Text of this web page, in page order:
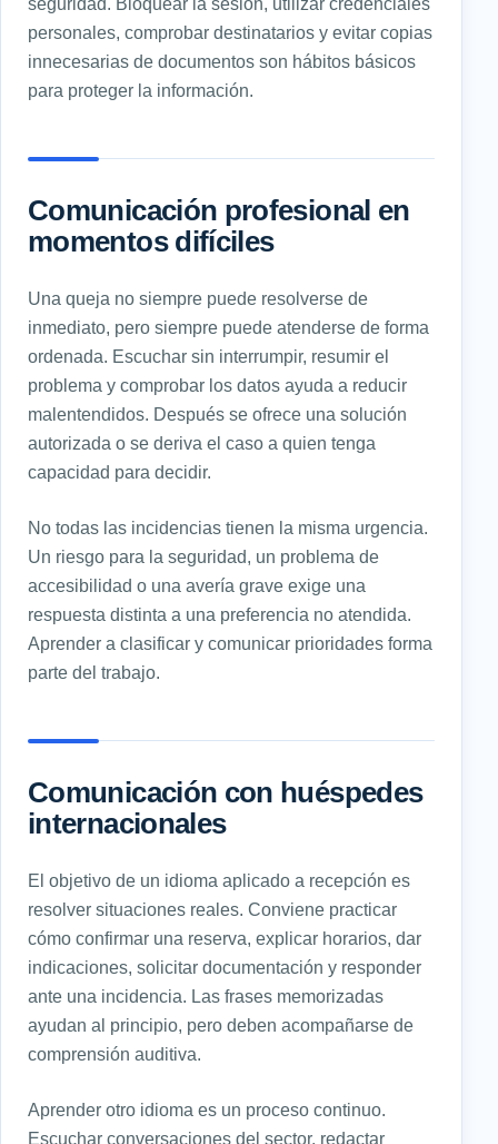
personales, comprobar destinatarios y evitar copias
innecesarias de documentos son hábitos básicos
para proteger la información.
Comunicación profesional en
momentos difíciles
Una queja no siempre puede resolverse de
inmediato, pero siempre puede atenderse de forma
ordenada. Escuchar sin interrumpir, resumir el
problema y comprobar los datos ayuda a reducir
malentendidos. Después se ofrece una solución
autorizada o se deriva el caso a quien tenga
capacidad para decidir.
No todas las incidencias tienen la misma urgencia.
Un riesgo para la seguridad, un problema de
accesibilidad o una avería grave exige una
respuesta distinta a una preferencia no atendida.
Aprender a clasificar y comunicar prioridades forma
parte del trabajo.
Comunicación con huéspedes
internacionales
El objetivo de un idioma aplicado a recepción es
resolver situaciones reales. Conviene practicar
cómo confirmar una reserva, explicar horarios, dar
indicaciones, solicitar documentación y responder
ante una incidencia. Las frases memorizadas
ayudan al principio, pero deben acompañarse de
comprensión auditiva.
Aprender otro idioma es un proceso continuo.
Escuchar conversaciones del sector, redactar